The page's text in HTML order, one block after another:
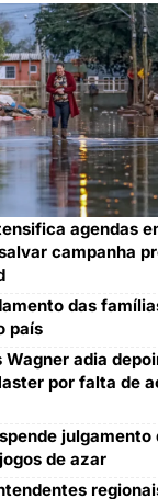
agendas
campanha
das
país
Wagner adia
por falta de
julgamento
de azar